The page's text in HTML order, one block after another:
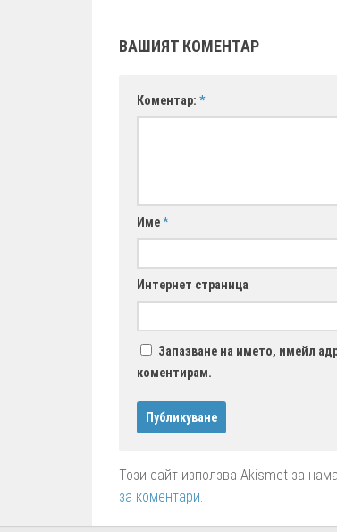
ВАШИЯТ КОМЕНТАР
Коментар: *
Име*
Интернет страница
Запазване на името, имейл
коментирам.
Този сайт използва Akismet за
за коментари.